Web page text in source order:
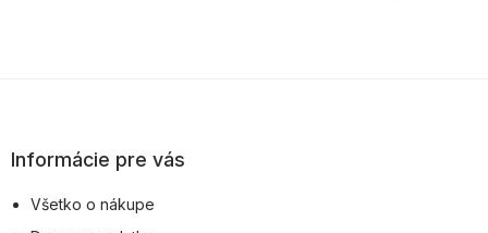
pInformácie pre vás
Všetko o nákupe